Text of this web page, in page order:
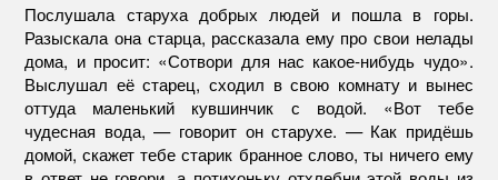
Послушала старуха добрых людей и пошла в горы.
Разыскала она старца, рассказала ему про свои нелады
дома, и просит: «Сотвори для нас какое-нибудь чудо».
Выслушал её старец, сходил в свою комнату и вынес
оттуда маленький кувшинчик с водой. «Вот тебе
чудесная вода, — говорит он старухе. — Как придёшь
домой, скажет тебе старик бранное слово, ты ничего ему